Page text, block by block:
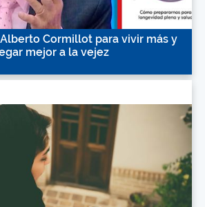
Cormillot para vivir más y
mejor a la vejez